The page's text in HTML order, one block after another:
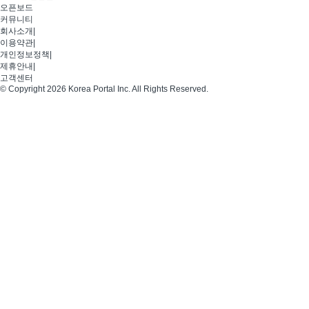
오픈보드
커뮤니티
회사소개
이용약관
개인정보정책
제휴안내
고객센터
© Copyright 2026 Korea Portal Inc. All Rights Reserved.